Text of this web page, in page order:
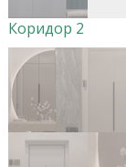
Коридор 2